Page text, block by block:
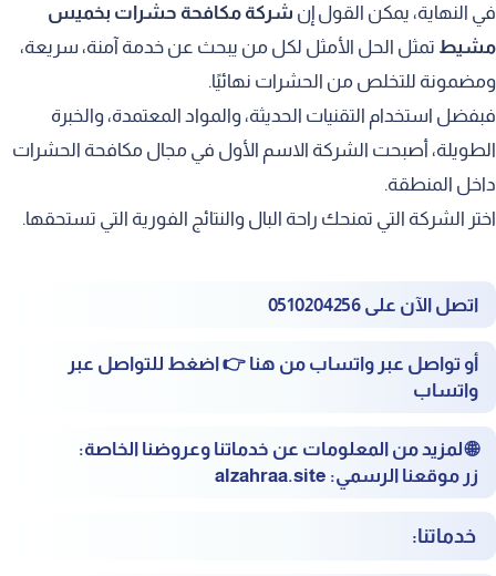
في النهاية، يمكن القول إن شركة مكافحة حشرات بخميس
مشيط تمثل الحل الأمثل لكل من يبحث عن خدمة آمنة، سريعة،
ومضمونة للتخلص من الحشرات نهائيًا.
فبفضل استخدام التقنيات الحديثة، والمواد المعتمدة، والخبرة
الطويلة، أصبحت الشركة الاسم الأول في مجال مكافحة الحشرات
داخل المنطقة.
اختر الشركة التي تمنحك راحة البال والنتائج الفورية التي تستحقها.
اتصل الآن على0510204256
أو تواصل عبر واتساب من هنا 👉اضغط للتواصل عبر
واتساب
🌐لمزيد من المعلومات عن خدماتنا وعروضنا الخاصة:
زر موقعنا الرسمي: alzahraa.site
خدماتنا: